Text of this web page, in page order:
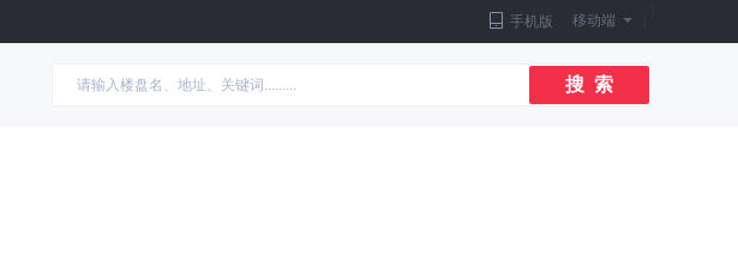
手机版 移动端
搜 索